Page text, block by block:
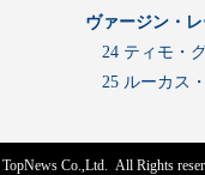
ヴァージン・
24 ティモ・
25 ルーカス
TopNews Co.,Ltd. All Rights